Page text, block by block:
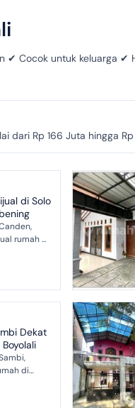
✔ Cocok untuk keluarga
dari Rp 166 Juta hingga Rp
di Solo
adalah
Dekat
dengan